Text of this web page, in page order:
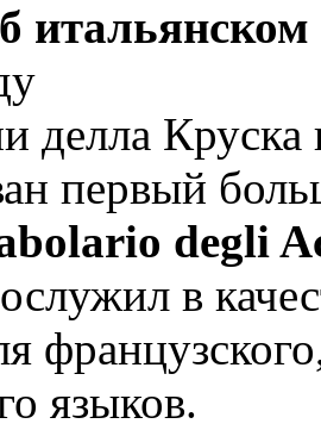
делла
первый
degli
в
языков.